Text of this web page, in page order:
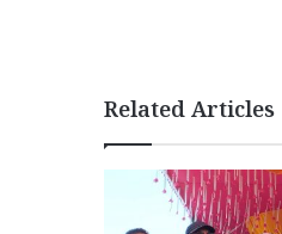
Related Articles